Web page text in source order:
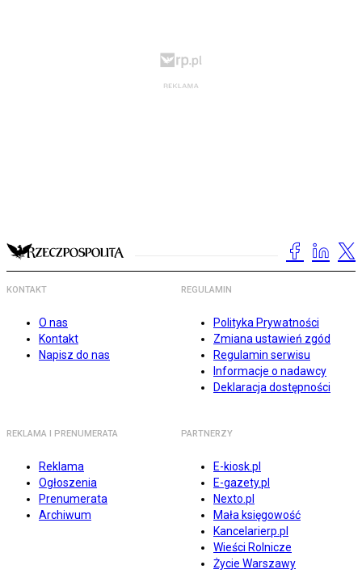
KONTAKT
O nas
Kontakt
Napisz do nas
REGULAMIN
Polityka Prywatności
Zmiana ustawień zgód
Regulamin serwisu
Informacje o nadawcy
Deklaracja dostępności
REKLAMA I PRENUMERATA
Reklama
Ogłoszenia
Prenumerata
Archiwum
PARTNERZY
E-kiosk.pl
E-gazety.pl
Nexto.pl
Mała księgowość
Kancelarierp.pl
Wieści Rolnicze
Życie Warszawy